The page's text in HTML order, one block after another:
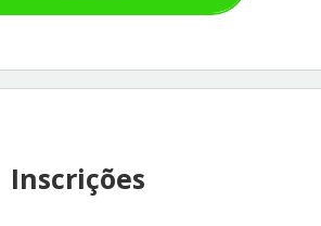
Inscrições